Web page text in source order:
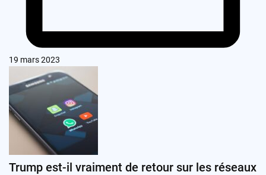
19 mars 2023
Trump est-il vraiment de retour sur les réseaux